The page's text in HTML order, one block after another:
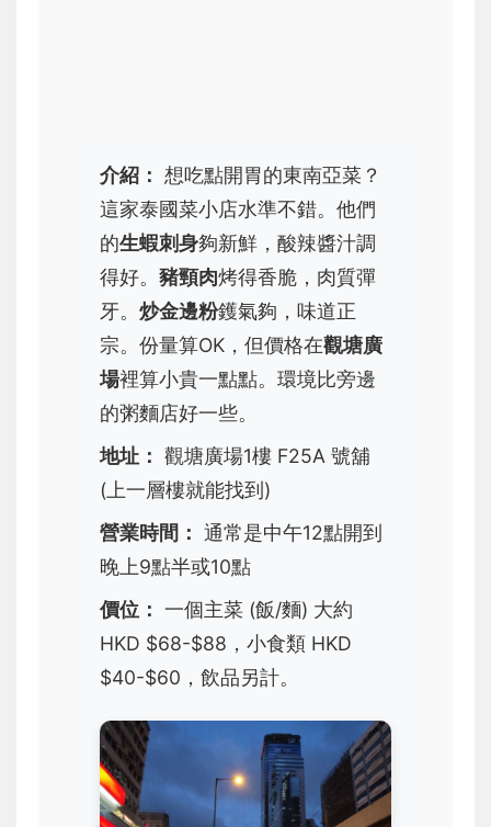
介紹： 想吃點開胃的東南亞菜？
這家泰國菜小店水準不錯。他們
的生蝦刺身夠新鮮，酸辣醬汁調
得好。 豬頸肉烤得香脆，肉質彈
牙。 炒金邊粉鑊氣夠，味道正
宗。份量算OK，但價格在觀塘廣
場裡算小貴一點點。環境比旁邊
的粥麵店好一些。
地址： 觀塘廣場1樓 F25A 號舖
(上一層樓就能找到)
營業時間： 通常是中午12點開到
晚上9點半或10點
價位： 一個主菜 (飯/麵) 大約
HKD $68-$88，小食類 HKD
$40-$60，飲品另計。